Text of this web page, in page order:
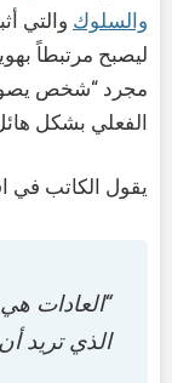
والسلوك والتي
ليصبح مرتبطاً
مجرد “شخص
الفعلي بشكل
يقول الكاتب في
“العادات
الذي تريد